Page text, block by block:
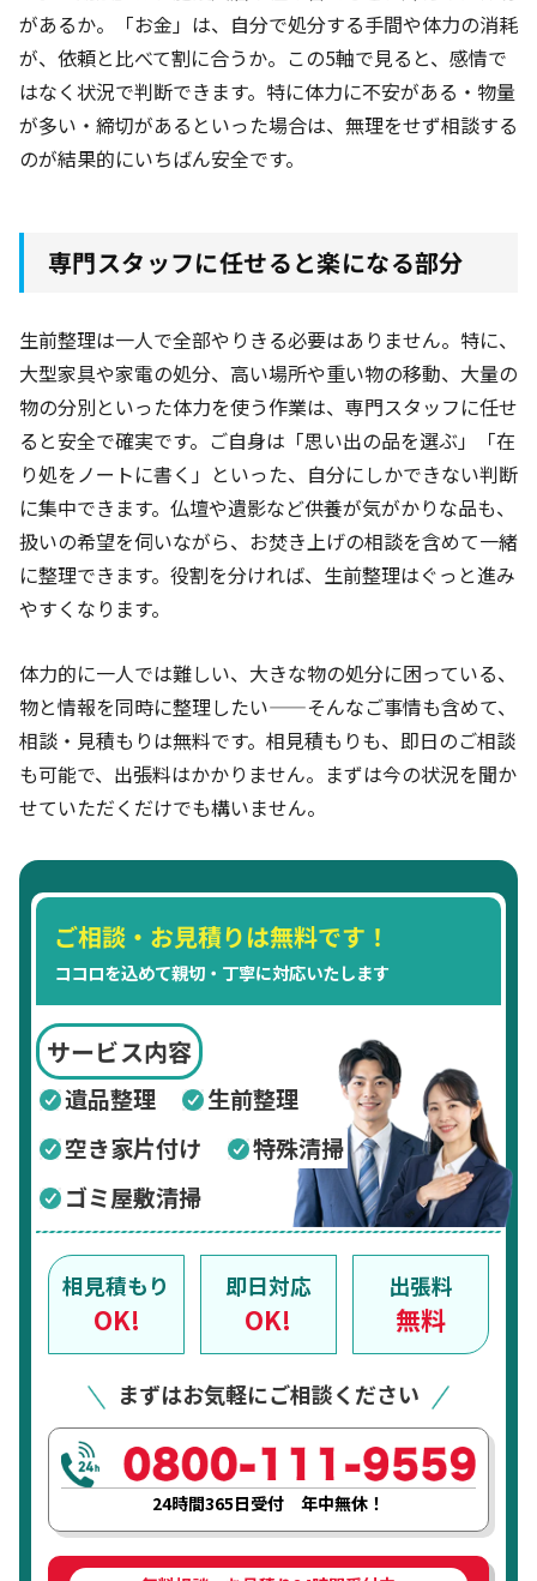
があるか。「お金」は、自分で処分する手間や体力の消耗
が、依頼と比べて割に合うか。この5軸で見ると、感情で
はなく状況で判断できます。特に体力に不安がある・物量
が多い・締切があるといった場合は、無理をせず相談する
のが結果的にいちばん安全です。
専門スタッフに任せると楽になる部分
生前整理は一人で全部やりきる必要はありません。特に、
大型家具や家電の処分、高い場所や重い物の移動、大量の
物の分別といった体力を使う作業は、専門スタッフに任せ
ると安全で確実です。ご自身は「思い出の品を選ぶ」「在
り処をノートに書く」といった、自分にしかできない判断
に集中できます。仏壇や遺影など供養が気がかりな品も、
扱いの希望を伺いながら、お焚き上げの相談を含めて一緒
に整理できます。役割を分ければ、生前整理はぐっと進み
やすくなります。
体力的に一人では難しい、大きな物の処分に困っている、
物と情報を同時に整理したい——そんなご事情も含めて、
相談・見積もりは無料です。相見積もりも、即日のご相談
も可能で、出張料はかかりません。まずは今の状況を聞か
せていただくだけでも構いません。
ご相談・お見積りは無料です！
ココロを込めて親切・丁寧に対応いたします
サービス内容
遺品整理
生前整理
空き家片付け
特殊清掃
ゴミ屋敷清掃
相見積もり
OK!
即日対応
OK!
出張料
無料
まずはお気軽にご相談ください
24時間365日受付 年中無休！